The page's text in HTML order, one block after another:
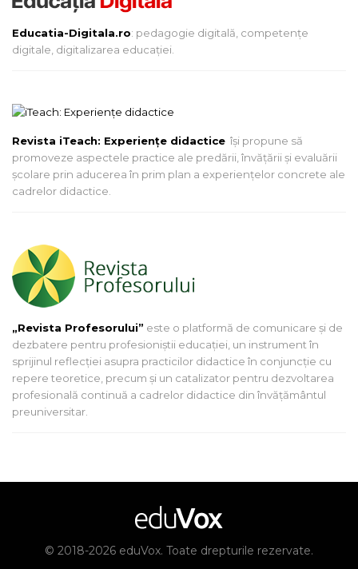
Educatia-Digitala.ro: pedagogie digitală, competențe
digitale, digitalizarea educației.
Revista iTeach: Experienţe didactice îşi propune să
promoveze aspectele practice ale predării, învăţării şi evaluării
şcolare prin aducerea în prim plan a experienţelor concrete ale
cadrelor didactice.
„Revista Profesorului” este o platformă de comunicare și de
dezbatere pentru profesioniștii educației, un instrument în
sprijinul reflecției asupra practicilor didactice în conjuncție cu
repere teoretice, precum și un catalizator pentru dezvoltarea
profesională continuă a cadrelor didactice din învățământul
preuniversitar.
© 2018-2026 eduVox. Toate drepturile rezervate.